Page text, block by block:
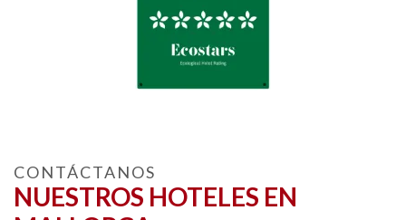
CONTÁCTANOS
NUESTROS HOTELES EN